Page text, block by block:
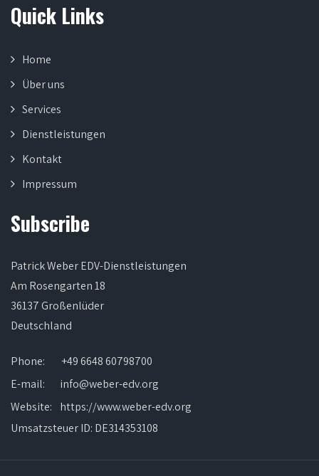
Quick Links
Home
Über uns
Services
Dienstleistungen
Kontakt
Impressum
Subscribe
Patrick Weber EDV-Dienstleistungen
Am Rosengarten 18
36137 Großenlüder
Deutschland
Phone:
+49 6648 60798700
E-mail:
info@weber-edv.org
Website:
https://www.weber-edv.org
Umsatzsteuer ID: DE314353108